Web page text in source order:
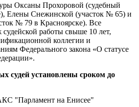
Оксаны Прохоровой (судебный
Елены Снежинской (участок № 65) и
№ 79 в Красноярске). Все
работы свыше 10 лет,
коллегии и
Федерального закона «О статусе
судей установлены сроком до
"Парламент на Енисее"